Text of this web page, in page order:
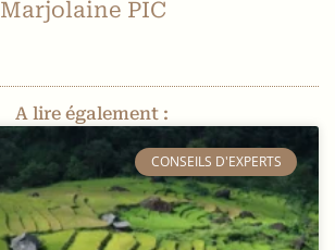
Marjolaine PIC
A lire également :
​CONSEILS D'EXPERTS